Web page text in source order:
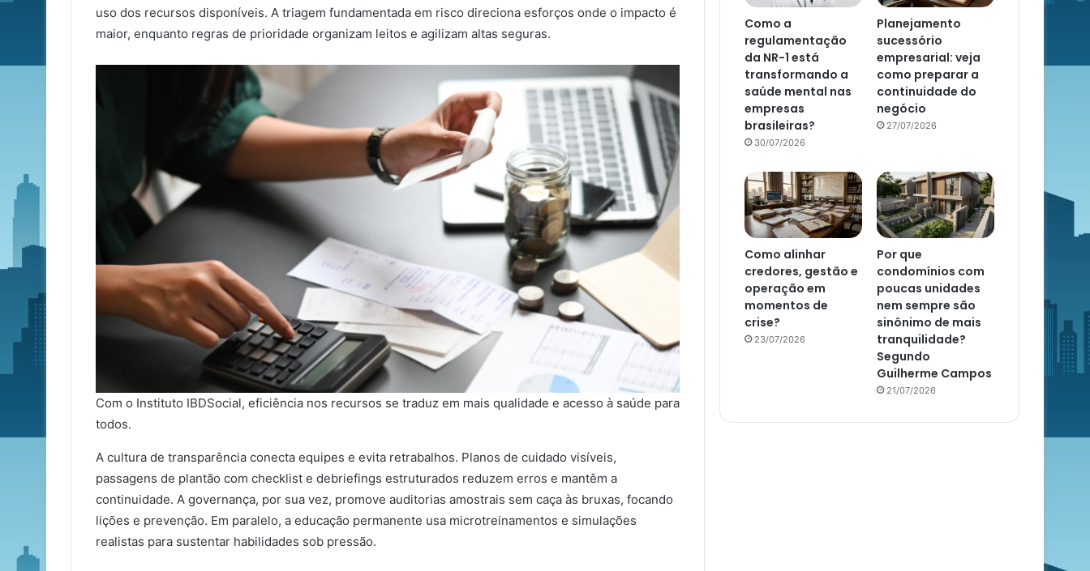
uso dos recursos disponíveis. A triagem fundamentada em risco direciona esforços onde o impacto é
maior, enquanto regras de prioridade organizam leitos e agilizam altas seguras.
Com o Instituto IBDSocial, eficiência nos recursos se traduz em mais qualidade e acesso à saúde para
todos.
A cultura de transparência conecta equipes e evita retrabalhos. Planos de cuidado visíveis,
passagens de plantão com checklist e debriefings estruturados reduzem erros e mantêm a
continuidade. A governança, por sua vez, promove auditorias amostrais sem caça às bruxas, focando
lições e prevenção. Em paralelo, a educação permanente usa microtreinamentos e simulações
realistas para sustentar habilidades sob pressão.
Como a
regulamentação
da NR-1 está
transformando a
saúde mental nas
empresas
brasileiras?
30/07/2026
Planejamento
sucessório
empresarial: veja
como preparar a
continuidade do
negócio
27/07/2026
Como alinhar
credores, gestão e
operação em
momentos de
crise?
23/07/2026
Por que
condomínios com
poucas unidades
nem sempre são
sinônimo de mais
tranquilidade?
Segundo
Guilherme Campos
21/07/2026